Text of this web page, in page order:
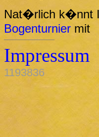
Nat�rlich k�nnt
Bogenturnier mit
Impressum
1193836